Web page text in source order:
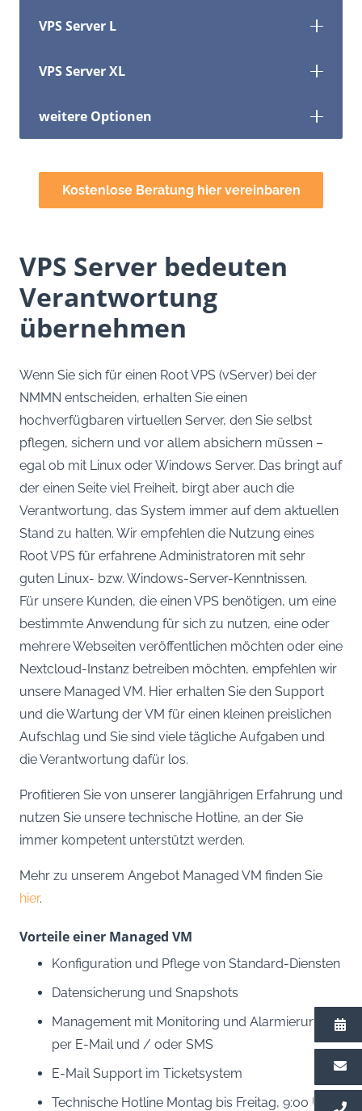
VPS Server L
VPS Server XL
weitere Optionen
Kostenlose Beratung hier vereinbaren
VPS Server bedeuten
Verantwortung
übernehmen
Wenn Sie sich für einen Root VPS (vServer) bei der
NMMN entscheiden, erhalten Sie einen
hochverfügbaren virtuellen Server, den Sie selbst
pflegen, sichern und vor allem absichern müssen –
egal ob mit Linux oder Windows Server. Das bringt auf
der einen Seite viel Freiheit, birgt aber auch die
Verantwortung, das System immer auf dem aktuellen
Stand zu halten. Wir empfehlen die Nutzung eines
Root VPS für erfahrene Administratoren mit sehr
guten Linux- bzw. Windows-Server-Kenntnissen.
Für unsere Kunden, die einen VPS benötigen, um eine
bestimmte Anwendung für sich zu nutzen, eine oder
mehrere Webseiten veröffentlichen möchten oder eine
Nextcloud-Instanz betreiben möchten, empfehlen wir
unsere Managed VM. Hier erhalten Sie den Support
und die Wartung der VM für einen kleinen preislichen
Aufschlag und Sie sind viele tägliche Aufgaben und
die Verantwortung dafür los.
Profitieren Sie von unserer langjährigen Erfahrung und
nutzen Sie unsere technische Hotline, an der Sie
immer kompetent unterstützt werden.
Mehr zu unserem Angebot Managed VM finden Sie
hier.
Vorteile einer Managed VM
Konfiguration und Pflege von Standard-Diensten
Datensicherung und Snapshots
Management mit Monitoring und Alarmierung
per E-Mail und / oder SMS
E-Mail Support im Ticketsystem
Technische Hotline Montag bis Freitag, 9:00 Uhr